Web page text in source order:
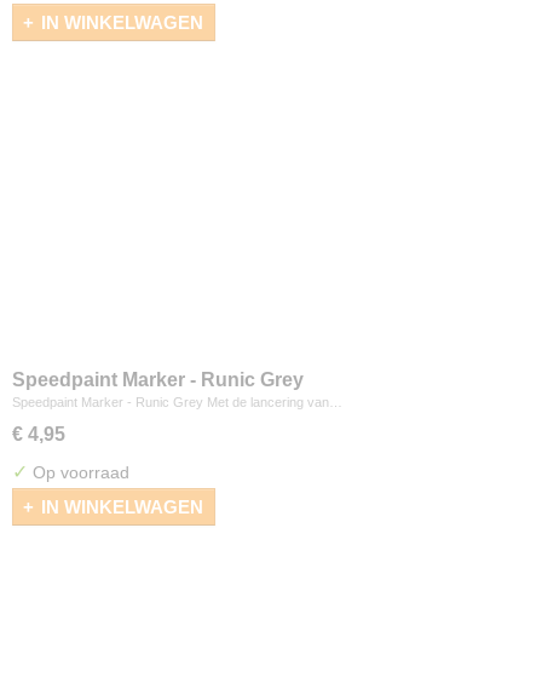
IN WINKELWAGEN
Speedpaint Marker - Runic Grey
Speedpaint Marker - Runic Grey Met de lancering van…
€ 4,95
✓ Op voorraad
IN WINKELWAGEN